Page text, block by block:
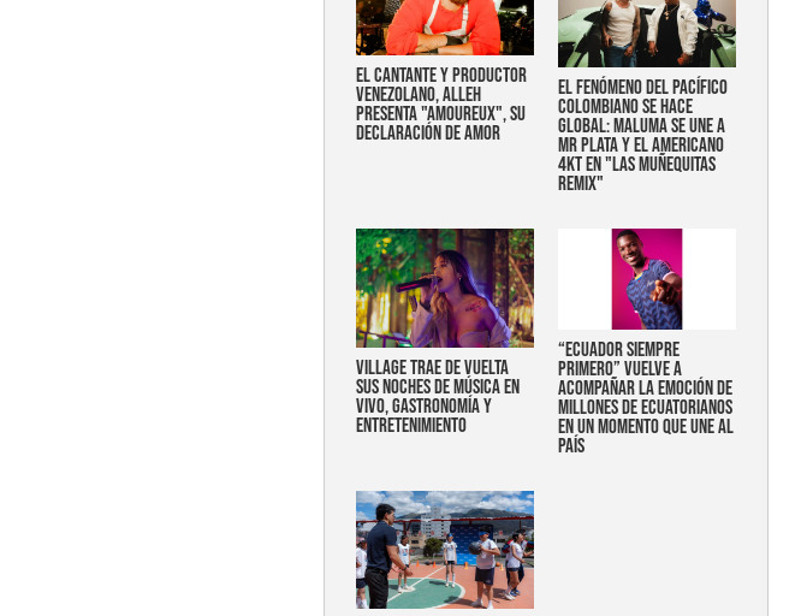
EL CANTANTE Y PRODUCTOR
VENEZOLANO, ALLEH
PRESENTA "AMOUREUX", SU
DECLARACIÓN DE AMOR
EL FENÓMENO DEL PACÍFICO
COLOMBIANO SE HACE
GLOBAL: MALUMA SE UNE A
MR PLATA Y EL AMERICANO
4KT EN "LAS MUÑEQUITAS
REMIX"
Village trae de vuelta
sus noches de música en
vivo, gastronomía y
entretenimiento
“Ecuador siempre
primero” vuelve a
acompañar la emoción de
millones de ecuatorianos
en un momento que une al
país